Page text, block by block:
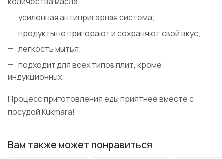
усиленная антипригарная система;
продукты не пригорают и сохраняют свой вкус;
легкость мытья;
подходит для всех типов плит, кроме
индукционных;
Процесс приготовления еды приятнее вместе с
посудой Kukmara!
Вам также может понравиться